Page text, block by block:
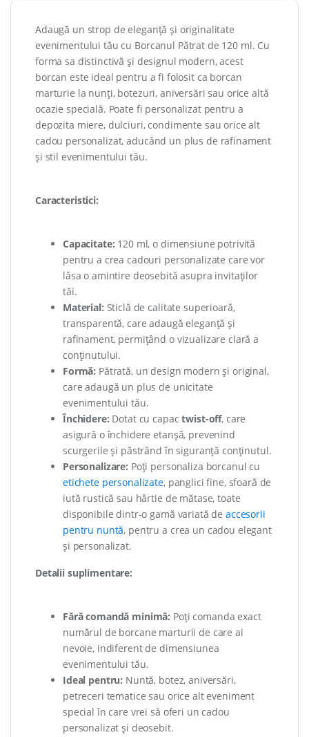
Adaugă un strop de eleganță și originalitate
evenimentului tău cu Borcanul Pătrat de 120 ml. Cu
forma sa distinctivă și designul modern, acest
borcan este ideal pentru a fi folosit ca borcan
marturie la nunți, botezuri, aniversări sau orice altă
ocazie specială. Poate fi personalizat pentru a
depozita miere, dulciuri, condimente sau orice alt
cadou personalizat, aducând un plus de rafinament
și stil evenimentului tău.
Caracteristici:
Capacitate: 120 ml, o dimensiune potrivită
pentru a crea cadouri personalizate care vor
lăsa o amintire deosebită asupra invitaților
tăi.
Material: Sticlă de calitate superioară,
transparentă, care adaugă eleganță și
rafinament, permițând o vizualizare clară a
conținutului.
Formă: Pătrată, un design modern și original,
care adaugă un plus de unicitate
evenimentului tău.
Închidere: Dotat cu capactwist-off, care
asigură o închidere etanșă, prevenind
scurgerile și păstrând în siguranță conținutul.
Personalizare: Poți personaliza borcanul cu
etichete personalizate, panglici fine, sfoară de
iută rustică sau hârtie de mătase, toate
disponibile dintr-o gamă variată de accesorii
pentru nuntă, pentru a crea un cadou elegant
și personalizat.
Detalii suplimentare:
Fără comandă minimă: Poți comanda exact
numărul de borcane marturii de care ai
nevoie, indiferent de dimensiunea
evenimentului tău.
Ideal pentru: Nuntă, botez, aniversări,
petreceri tematice sau orice alt eveniment
special în care vrei să oferi un cadou
personalizat și deosebit.